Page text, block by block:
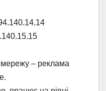
– реклама